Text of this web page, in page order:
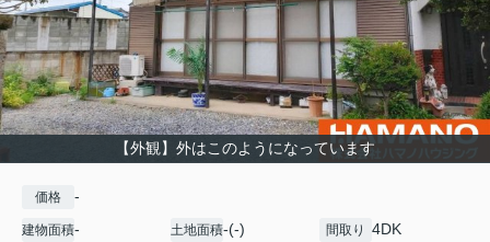
【外観】外はこのようになっています
価格 -
建物面積- 土地面積-(-) 間取り 4DK